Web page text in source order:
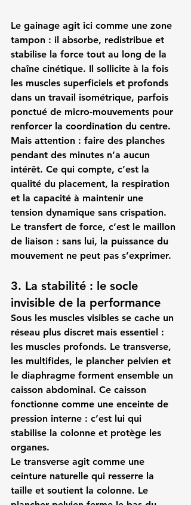
Le gainage agit ici comme une zone
tampon : il absorbe, redistribue et
stabilise la force tout au long de la
chaîne cinétique. Il sollicite à la fois
les muscles superficiels et profonds
dans un travail isométrique, parfois
ponctué de micro-mouvements pour
renforcer la coordination du centre.
Mais attention : faire des planches
pendant des minutes n’a aucun
intérêt. Ce qui compte, c’est la
qualité du placement, la respiration
et la capacité à maintenir une
tension dynamique sans crispation.
Le transfert de force, c’est le maillon
de liaison : sans lui, la puissance du
mouvement ne peut pas s’exprimer.
3. La stabilité : le socle
invisible de la performance
Sous les muscles visibles se cache un
réseau plus discret mais essentiel :
les muscles profonds. Le transverse,
les multifides, le plancher pelvien et
le diaphragme forment ensemble un
caisson abdominal. Ce caisson
fonctionne comme une enceinte de
pression interne : c’est lui qui
stabilise la colonne et protège les
organes.
Le transverse agit comme une
ceinture naturelle qui resserre la
taille et soutient la colonne. Le